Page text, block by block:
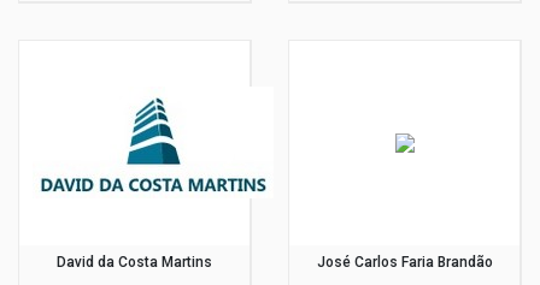
David da Costa Martins José Carlos Faria Brandão